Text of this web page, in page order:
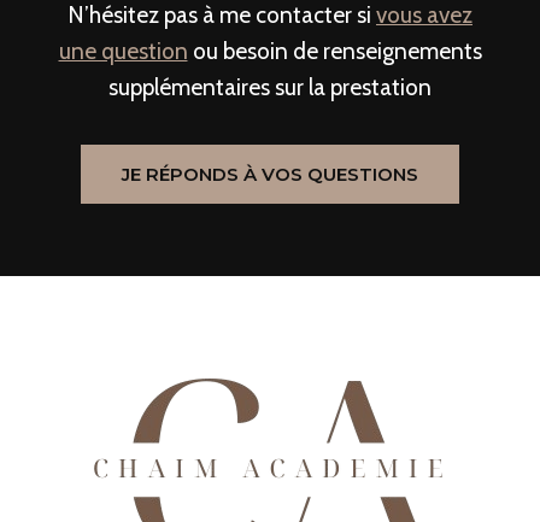
N’hésitez pas à me contacter si vous avez
une question ou besoin de renseignements
supplémentaires sur la prestation
JE RÉPONDS À VOS QUESTIONS